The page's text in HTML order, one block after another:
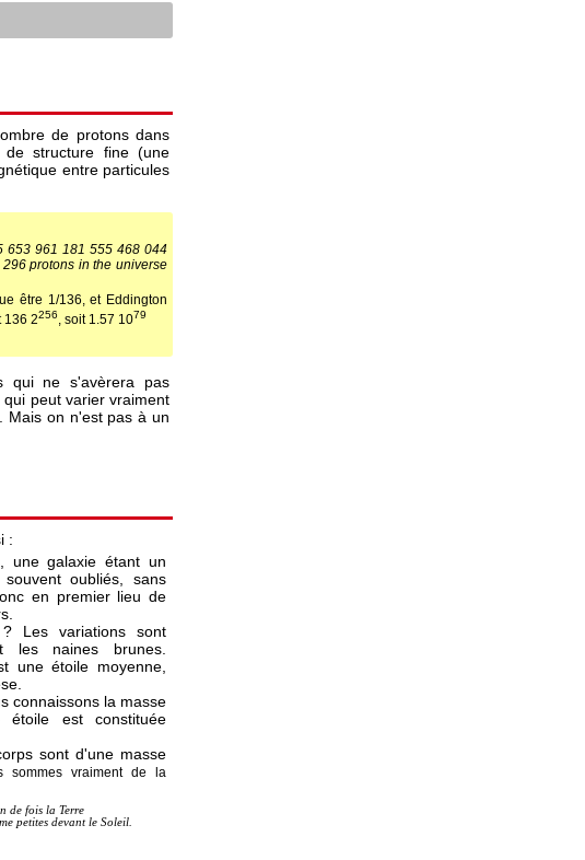
de protons dans
structure fine (une
entre particules
653 961 181 555 468 044
protons in the universe
être 1/136, et Eddington
136 2256, soit 1.57 1079
qui ne s'avèrera pas
peut varier vraiment
Mais on n'est pas à un
:
une galaxie étant un
oubliés, sans
en premier lieu de
Les variations sont
les naines brunes.
une étoile moyenne,
connaissons la masse
est constituée
sont d'une masse
sommes vraiment de la
de fois la Terre
petites devant le Soleil.